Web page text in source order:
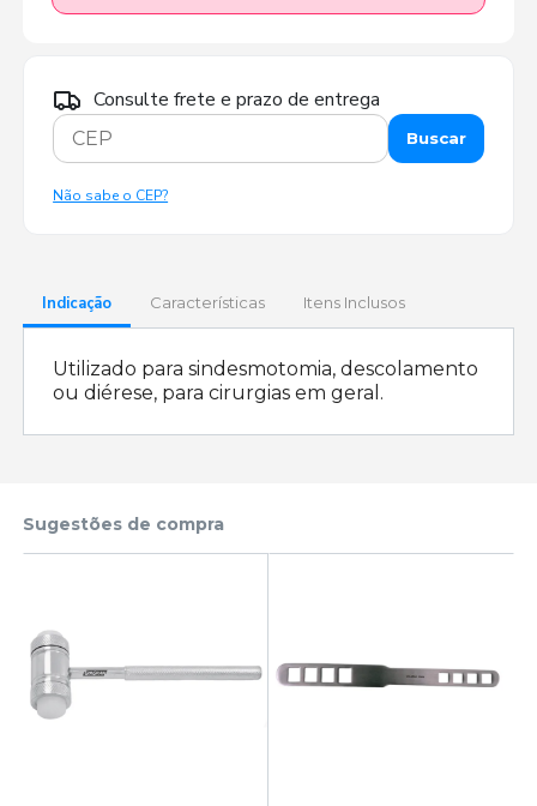
Consulte frete e prazo de entrega
Buscar
Não sabe o CEP?
Indicação Características Itens Inclusos
Utilizado para sindesmotomia, descolamento
ou diérese, para cirurgias em geral.
Sugestões de compra